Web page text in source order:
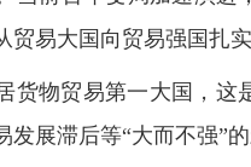
贸易大国向贸易强国扎
货物贸易第一大国，
展滞后等“大而不强”的